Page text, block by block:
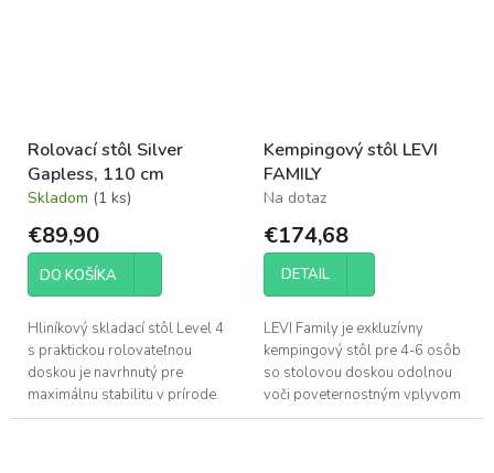
Rolovací stôl Silver
Gapless, 110 cm
Skladom (1 ks)
€89,90
DO KOŠÍKA
Hliníkový skladací stôl Level 4
s praktickou rolovateľnou
doskou je navrhnutý pre
maximálnu stabilitu v prírode.
Vďaka integrovanému systému
Kempingový stôl LEVI
FAMILY
Na dotaz
€174,68
DETAIL
LEVI Family je exkluzívny
kempingový stôl pre 4-6 osôb
so stolovou doskou odolnou
voči poveternostným vplyvom
v ušľachtilom drevenom